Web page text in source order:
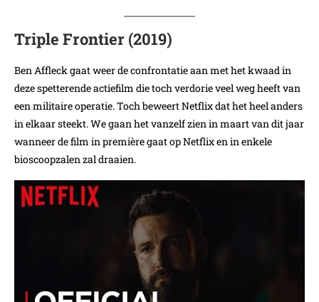
Triple Frontier (2019)
Ben Affleck gaat weer de confrontatie aan met het kwaad in
deze spetterende actiefilm die toch verdorie veel weg heeft van
een militaire operatie. Toch beweert Netflix dat het heel anders
in elkaar steekt. We gaan het vanzelf zien in maart van dit jaar
wanneer de film in première gaat op Netflix en in enkele
bioscoopzalen zal draaien.